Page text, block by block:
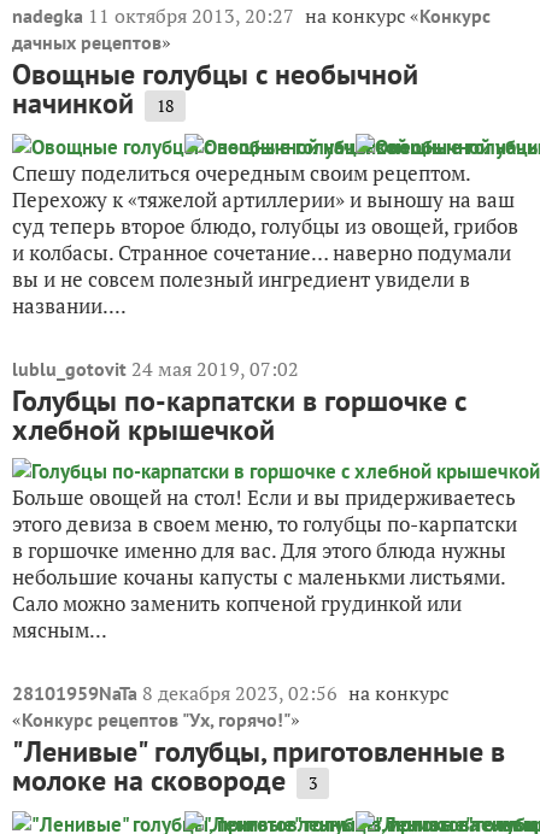
nadegka 11 октября 2013, 20:27 на конкурс «Конкурс
дачных рецептов»
Овощные голубцы с необычной
начинкой 18
Спешу поделиться очередным своим рецептом.
Перехожу к «тяжелой артиллерии» и выношу на ваш
суд теперь второе блюдо, голубцы из овощей, грибов
и колбасы. Странное сочетание… наверно подумали
вы и не совсем полезный ингредиент увидели в
названии....
lublu_gotovit 24 мая 2019, 07:02
Голубцы по-карпатски в горшочке с
хлебной крышечкой
Больше овощей на стол! Если и вы придерживаетесь
этого девиза в своем меню, то голубцы по-карпатски
в горшочке именно для вас. Для этого блюда нужны
небольшие кочаны капусты с маленькми листьями.
Сало можно заменить копченой грудинкой или
мясным...
28101959NaTa 8 декабря 2023, 02:56 на конкурс
«Конкурс рецептов "Ух, горячо!"»
"Ленивые" голубцы, приготовленные в
молоке на сковороде 3